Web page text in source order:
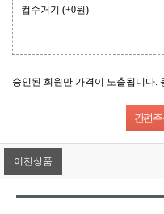
컵수거기 (+0원)
승인된 회원만 가격이 노출됩니다.
이전상품